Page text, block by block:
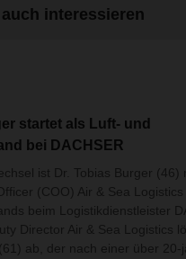
interessieren
startet als Luft- und
bei DACHSER
ist Dr. Tobias Burger (46)
(COO) Air & Sea Logistics
beim Logistikdienstleister
Director Air & Sea Logistics
ab, der nach einer über 20-